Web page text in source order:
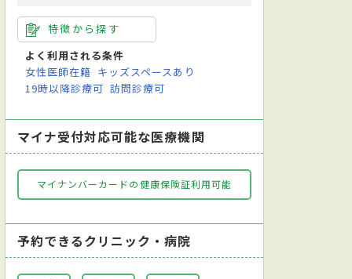
特徴から探す
よく利用される条件
女性医師在籍 キッズスペースあり
19時以降診療可 訪問診療可
マイナ受付対応可能な医療機関
マイナンバーカードの健康保険証利用可能
予約できるクリニック・病院